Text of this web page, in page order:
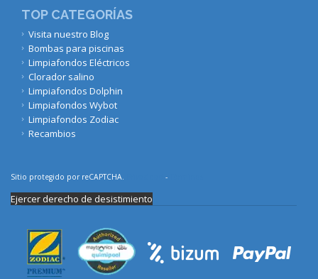
TOP CATEGORÍAS
Visita nuestro Blog
Bombas para piscinas
Limpiafondos Eléctricos
Clorador salino
Limpiafondos Dolphin
Limpiafondos Wybot
Limpiafondos Zodiac
Recambios
Sitio protegido por reCAPTCHA. -
Ejercer derecho de desistimiento